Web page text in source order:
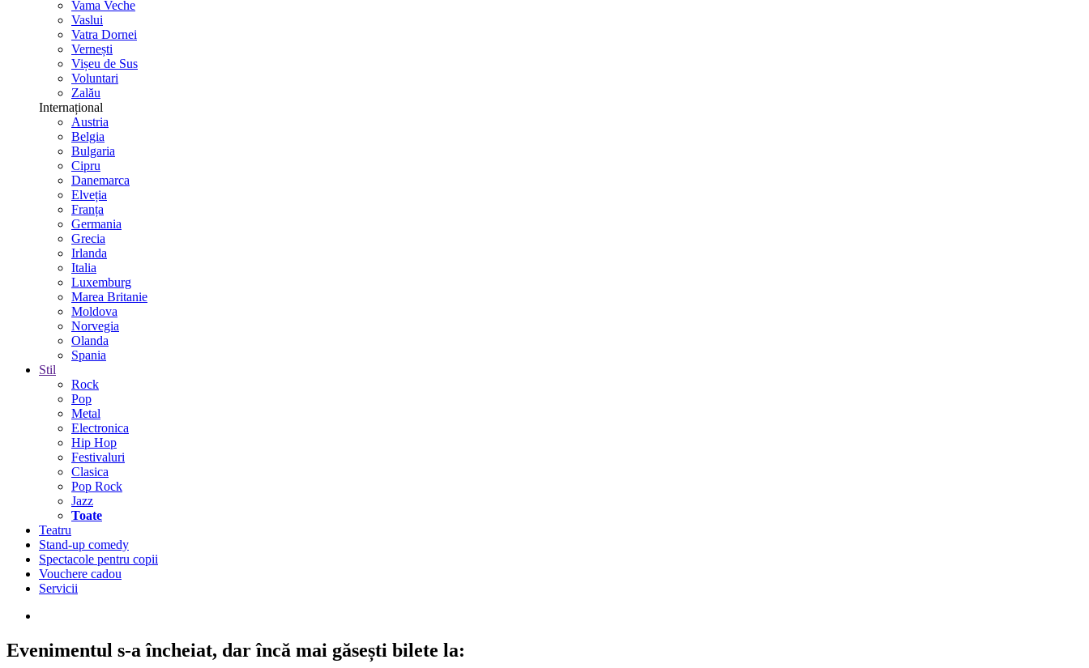
Vama Veche
Vaslui
Vatra Dornei
Vernești
Vișeu de Sus
Voluntari
Zalău
Internațional
Austria
Belgia
Bulgaria
Cipru
Danemarca
Elveția
Franța
Germania
Grecia
Irlanda
Italia
Luxemburg
Marea Britanie
Moldova
Norvegia
Olanda
Spania
Stil
Rock
Pop
Metal
Electronica
Hip Hop
Festivaluri
Clasica
Pop Rock
Jazz
Toate
Teatru
Stand-up comedy
Spectacole pentru copii
Vouchere cadou
Servicii
Evenimentul s-a încheiat, dar încă mai găsești bilete la: